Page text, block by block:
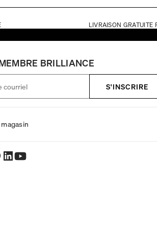
LIVRAISON GRATUITE
BRILLIANCE
S'INSCRIRE